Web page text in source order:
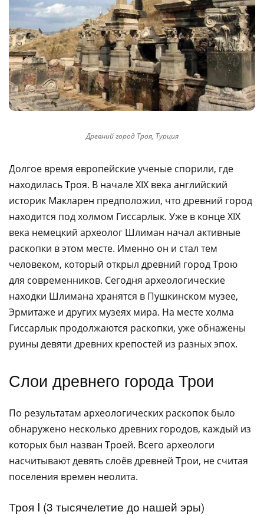
Древний город Троя, Турция
Долгое время европейские ученые спорили, где
находилась Троя. В начале XIX века английский
историк Макларен предположил, что древний город
находится под холмом Гиссарлык. Уже в конце XIX
века немецкий археолог Шлиман начал активные
раскопки в этом месте. Именно он и стал тем
человеком, который открыл древний город Трою
для современников. Сегодня археологические
находки Шлимана хранятся в Пушкинском музее,
Эрмитаже и других музеях мира. На месте холма
Гиссарлык продолжаются раскопки, уже обнажены
руины девяти древних крепостей из разных эпох.
Слои древнего города Трои
По результатам археологических раскопок было
обнаружено несколько древних городов, каждый из
которых был назван Троей. Всего археологи
насчитывают девять слоёв древней Трои, не считая
поселения времен неолита.
Троя I (3 тысячелетие до нашей эры)